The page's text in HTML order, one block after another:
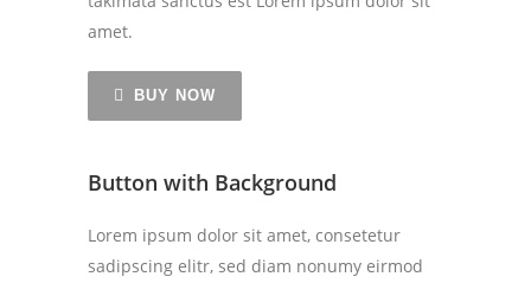
amet.
BUY NOW
Button with Background
Lorem ipsum dolor sit amet, consetetur
sadipscing elitr, sed diam nonumy eirmod